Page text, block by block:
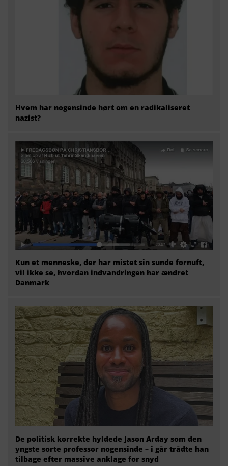
Hvem har nogensinde hørt om en radikaliseret
nazist?
Kun et menneske, der har mistet sin sunde fornuft,
vil ikke se, hvordan indvandringen har ændret
Danmark
De politisk korrekte hyldede Jason Arday som den
yngste sorte professor nogensinde – i går trådte han
tilbage efter massive anklage for snyd